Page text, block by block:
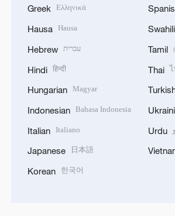
Greek Ελληνικά
Hausa Hausa
Hebrew עברית
Hindi हिन्दी
Hungarian Magyar
Indonesian Bahasa Indonesia
Italian Italiano
Japanese 日本語
Korean 한국어
Swahili
Tamil
Thai
Urdu